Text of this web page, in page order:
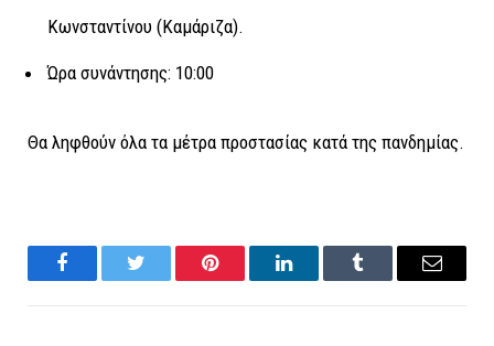
Κωνσταντίνου (Καμάριζα).
Ώρα συνάντησης: 10:00
Θα ληφθούν όλα τα μέτρα προστασίας κατά της πανδημίας.
FacebookTwitter Pinterest LinkedInTumblr Email